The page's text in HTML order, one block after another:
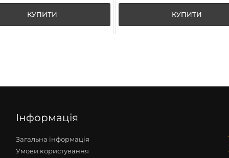
КУПИТИ КУПИТИ
Інформація
Загальна інформація
Умови користування